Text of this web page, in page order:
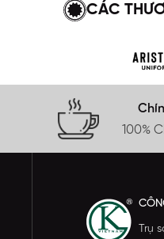
CÁC
100%
Trụ